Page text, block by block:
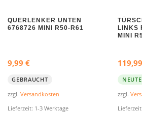
QUERLENKER UNTEN
6768726 MINI R50-R61
9,99 €
GEBRAUCHT
zzgl. Versandkosten
Lieferzeit: 1-3 Werktage
LINKS
MINI
zzgl.
Lieferzeit: